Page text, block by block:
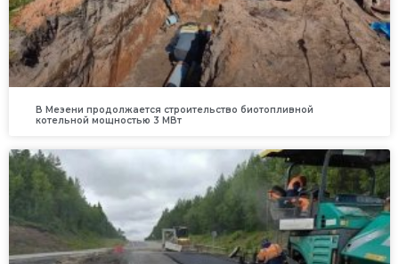
В Мезени продолжается строительство биотопливной
котельной мощностью 3 МВт